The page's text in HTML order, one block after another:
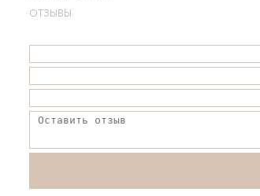
ОТЗЫВЫ